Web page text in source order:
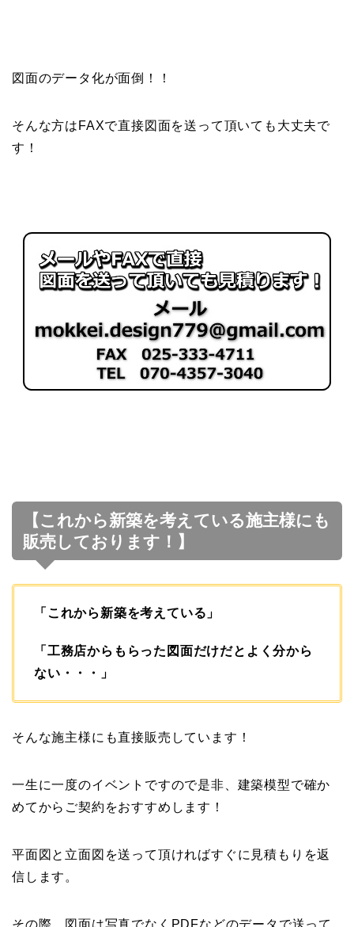
図面のデータ化が面倒！！
そんな方はFAXで直接図面を送って頂いても大丈夫で
す！
【これから新築を考えている施主様にも
販売しております！】
「これから新築を考えている」
「工務店からもらった図面だけだとよく分から
ない・・・」
そんな施主様にも直接販売しています！
一生に一度のイベントですので是非、建築模型で確か
めてからご契約をおすすめします！
平面図と立面図を送って頂ければすぐに見積もりを返
信します。
その際、図面は写真でなくPDFなどのデータで送って